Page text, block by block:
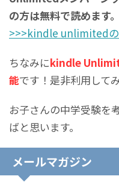
の方は無料で読めます。
>>>kindle unlimitedの
ちなみにkindle
能です！是非利用して
お子さんの中学受験を
ばと思います。
メールマガジン